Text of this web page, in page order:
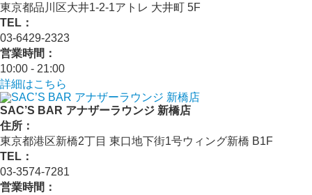
東京都品川区大井1-2-1アトレ 大井町 5F
TEL：
03-6429-2323
営業時間：
10:00 - 21:00
詳細はこちら
SAC’S BAR アナザーラウンジ 新橋店
住所：
東京都港区新橋2丁目 東口地下街1号ウィング新橋 B1F
TEL：
03-3574-7281
営業時間：